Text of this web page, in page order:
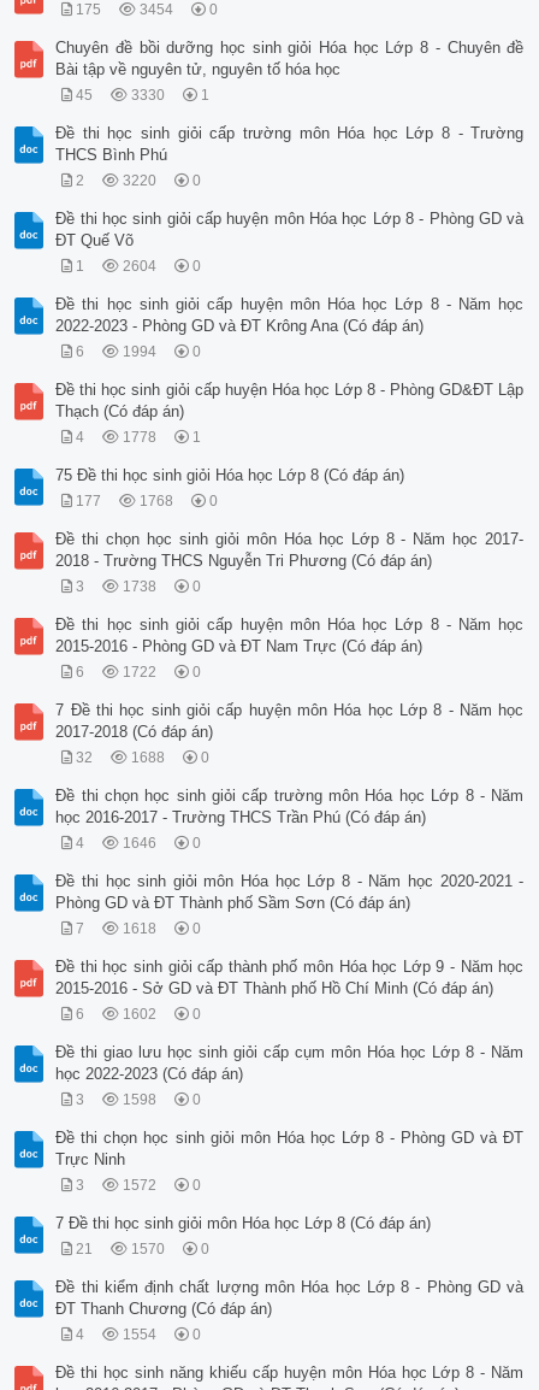
175 3454 0
Chuyên đề bồi dưỡng học sinh giỏi Hóa học Lớp 8 - Chuyên đề
Bài tập về nguyên tử, nguyên tố hóa học
45 3330 1
Đề thi học sinh giỏi cấp trường môn Hóa học Lớp 8 - Trường
THCS Bình Phú
2 3220 0
Đề thi học sinh giỏi cấp huyện môn Hóa học Lớp 8 - Phòng GD và
ĐT Quế Võ
1 2604 0
Đề thi học sinh giỏi cấp huyện môn Hóa học Lớp 8 - Năm học
2022-2023 - Phòng GD và ĐT Krông Ana (Có đáp án)
6 1994 0
Đề thi học sinh giỏi cấp huyện Hóa học Lớp 8 - Phòng GD&ĐT Lập
Thạch (Có đáp án)
4 1778 1
75 Đề thi học sinh giỏi Hóa học Lớp 8 (Có đáp án)
177 1768 0
Đề thi chọn học sinh giỏi môn Hóa học Lớp 8 - Năm học 2017-
2018 - Trường THCS Nguyễn Tri Phương (Có đáp án)
3 1738 0
Đề thi học sinh giỏi cấp huyện môn Hóa học Lớp 8 - Năm học
2015-2016 - Phòng GD và ĐT Nam Trực (Có đáp án)
6 1722 0
7 Đề thi học sinh giỏi cấp huyện môn Hóa học Lớp 8 - Năm học
2017-2018 (Có đáp án)
32 1688 0
Đề thi chọn học sinh giỏi cấp trường môn Hóa học Lớp 8 - Năm
học 2016-2017 - Trường THCS Trần Phú (Có đáp án)
4 1646 0
Đề thi học sinh giỏi môn Hóa học Lớp 8 - Năm học 2020-2021 -
Phòng GD và ĐT Thành phố Sầm Sơn (Có đáp án)
7 1618 0
Đề thi học sinh giỏi cấp thành phố môn Hóa học Lớp 9 - Năm học
2015-2016 - Sở GD và ĐT Thành phố Hồ Chí Minh (Có đáp án)
6 1602 0
Đề thi giao lưu học sinh giỏi cấp cụm môn Hóa học Lớp 8 - Năm
học 2022-2023 (Có đáp án)
3 1598 0
Đề thi chọn học sinh giỏi môn Hóa học Lớp 8 - Phòng GD và ĐT
Trực Ninh
3 1572 0
7 Đề thi học sinh giỏi môn Hóa học Lớp 8 (Có đáp án)
21 1570 0
Đề thi kiểm định chất lượng môn Hóa học Lớp 8 - Phòng GD và
ĐT Thanh Chương (Có đáp án)
4 1554 0
Đề thi học sinh năng khiếu cấp huyện môn Hóa học Lớp 8 - Năm